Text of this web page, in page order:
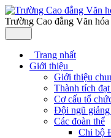
Trường Cao đẳng Văn
Trang nhất
Giới thiệu
Giới thiệu
Thành tích
Cơ cấu tổ
Đội ngũ giảng
Các đoàn thể
Chi bộ